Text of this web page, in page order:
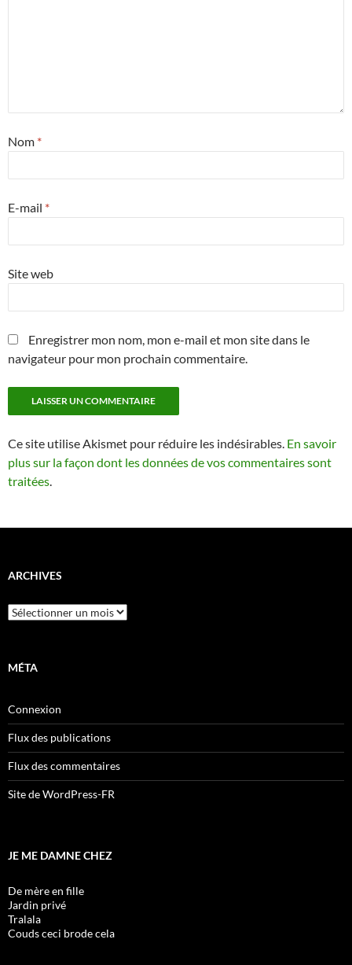
Nom *
E-mail *
Site web
Enregistrer mon nom, mon e-mail et mon site dans le
navigateur pour mon prochain commentaire.
Ce site utilise Akismet pour réduire les indésirables. En savoir
plus sur la façon dont les données de vos commentaires sont
traitées.
ARCHIVES
Archives
MÉTA
Connexion
Flux des publications
Flux des commentaires
Site de WordPress-FR
JE ME DAMNE CHEZ
De mère en fille
Jardin privé
Tralala
Couds ceci brode cela